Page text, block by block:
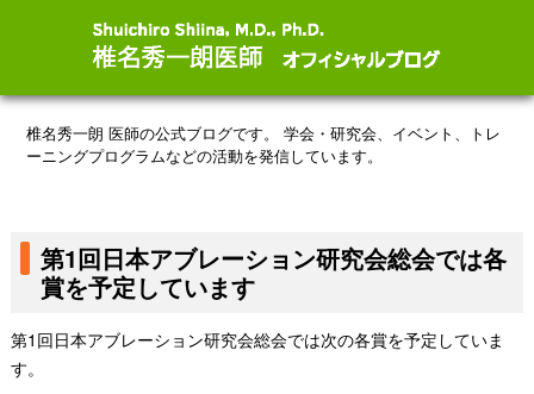
椎名秀一朗 医師の公式ブログです。
学会・研究会、イベント、トレ
ーニングプログラムなどの活動を発信しています。
第1回日本アブレーション研究会総会では各
賞を予定しています
第1回日本アブレーション研究会総会では次の各賞を予定していま
す。